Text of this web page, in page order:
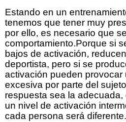
Estando en un
tenemos que tener muy
por ello, es necesario que
comportamiento.Porque si
bajos de activación,
deportista, pero si se
activación pueden provocar
excesiva por parte del
respuesta sea la
un nivel de activación
cada persona será diferente.